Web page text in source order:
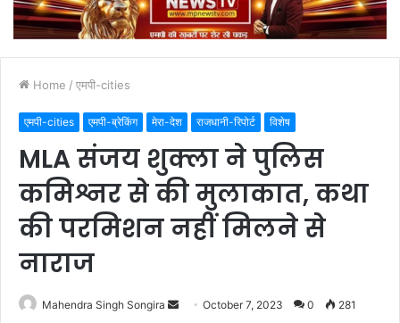
Home / एमपी-cities
एमपी-cities एमपी-ब्रेकिंग मेरा-देश राजधानी-रिपोर्ट विशेष
MLA संजय शुक्ला ने पुलिस
कमिश्नर से की मुलाकात, कथा
की परमिशन नहीं मिलने से
नाराज
Mahendra Singh Songira
SendOctober 7, 2023 0 281